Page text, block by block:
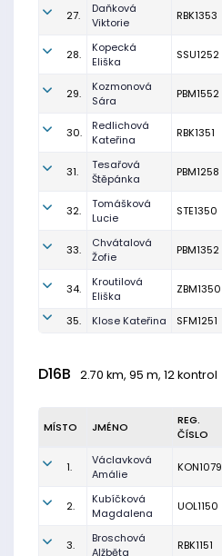
27.
Daňková
Viktorie
RBK1353
28.
Kopecká
Eliška
SSU1252
29.
Kozmonová
Sára
PBM1552
30.
Redlichová
Kateřina
RBK1351
31.
Tesařová
Štěpánka
PBM1258
32.
Tomášková
Lucie
STE1350
33.
Chvátalová
Žofie
PBM1352
34.
Kroutilová
Eliška
ZBM1350
35. Klose Kateřina SFM1251
D16B 2.70 km, 95 m, 12 kontrol
MÍSTO JMÉNO
REG.
ČÍSLO
1.
Václavková
Amálie
KON1079
2.
Kubíčková
Magdalena
UOL1150
3.
Broschová
Alžběta
RBK1151